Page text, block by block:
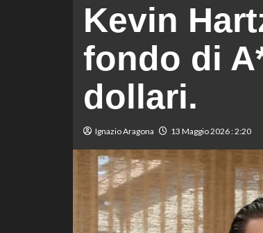
Kevin
fondo di
dollari.
Ignazio Aragona 13 Maggio 2026 : 2:20